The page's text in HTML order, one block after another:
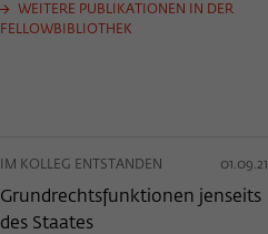
WEITERE PUBLIKATIONEN IN DER
FELLOWBIBLIOTHEK
IM KOLLEG ENTSTANDEN 01.09.21
Grundrechtsfunktionen jenseits
des Staates